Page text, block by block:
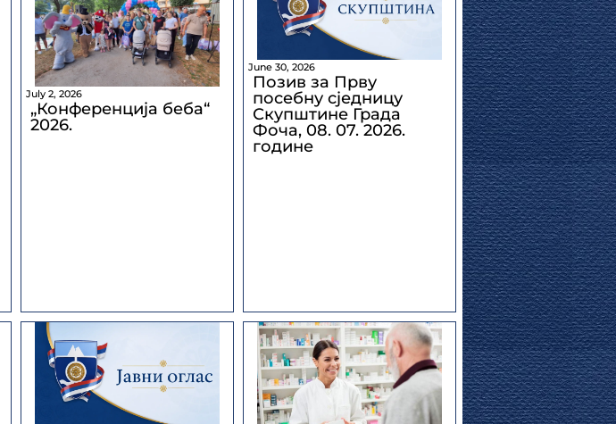
July 2, 2026
„Конференција беба“
2026.
June 30, 2026
Позив за Прву
посебну сједницу
Скупштине Града
Фоча, 08. 07. 2026.
године